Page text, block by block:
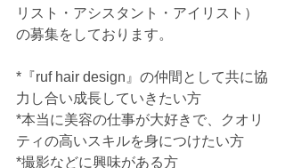
リスト・アシスタント・アイリスト）
の募集をしております。
*『ruf hair design』の仲間として共に協
力し合い成長していきたい方
*本当に美容の仕事が大好きで、クオリ
ティの高いスキルを身につけたい方
*撮影などに興味がある方